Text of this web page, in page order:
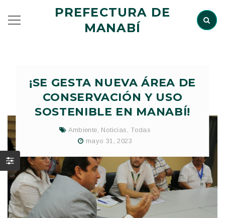
PREFECTURA DE
MANABÍ
¡SE GESTA NUEVA ÁREA DE
CONSERVACIÓN Y USO
SOSTENIBLE EN MANABÍ!
Ambiente Noticias
Todas
mayo 31, 2023